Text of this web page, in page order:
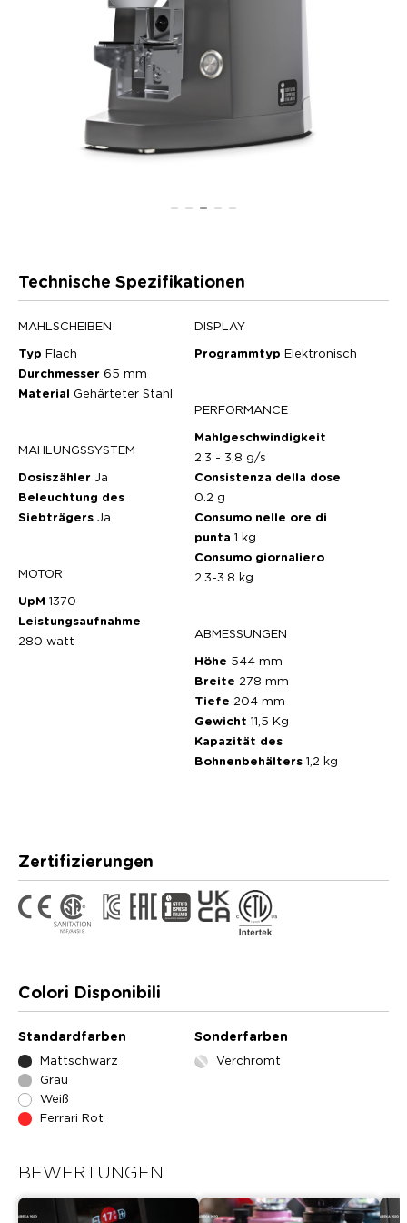
Technische Spezifikationen
MAHLSCHEIBEN
Typ Flach
Durchmesser 65 mm
Material Gehärteter Stahl
MAHLUNGSSYSTEM
Dosiszähler Ja
Beleuchtung des
Siebträgers Ja
MOTOR
UpM 1370
Leistungsaufnahme
280 watt
DISPLAY
Programmtyp Elektronisch
PERFORMANCE
Mahlgeschwindigkeit
2.3 - 3,8 g/s
Consistenza della dose
0.2 g
Consumo nelle ore di
punta 1 kg
Consumo giornaliero
2.3-3.8 kg
ABMESSUNGEN
Höhe 544 mm
Breite 278 mm
Tiefe 204 mm
Gewicht 11,5 Kg
Kapazität des
Bohnenbehälters 1,2 kg
Zertifizierungen
Colori Disponibili
Standardfarben
Mattschwarz
Grau
Weiß
Ferrari Rot
Sonderfarben
Verchromt
BEWERTUNGEN